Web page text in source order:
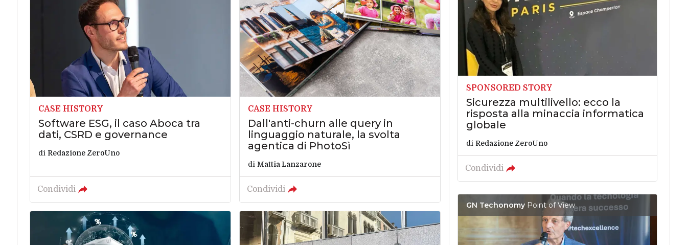
CASE HISTORY
Software ESG, il caso Aboca tra
dati, CSRD e governance
di Redazione ZeroUno
Condividi
CASE HISTORY
Dall'anti-churn alle query in
linguaggio naturale, la svolta
agentica di PhotoSì
di Mattia Lanzarone
Condividi
SPONSORED STORY
Sicurezza multilivello: ecco la
risposta alla minaccia informatica
globale
diRedazione ZeroUno
Condividi
GN Techonomy Point of View